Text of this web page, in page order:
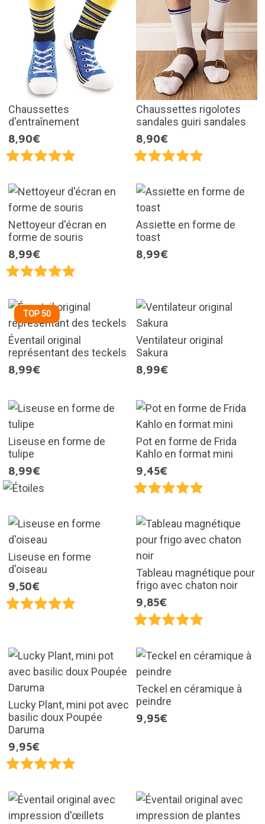
Chaussettes
d'entraînement
8,90€
Chaussettes rigolotes
sandales guiri sandales
8,90€
Nettoyeur d'écran en
forme de souris
8,99€
Assiette en forme de
toast
8,99€
TOP 50
Éventail original
représentant des teckels
8,99€
Ventilateur original
Sakura
8,99€
Liseuse en forme de
tulipe
8,99€
Pot en forme de Frida
Kahlo en format mini
9,45€
Liseuse en forme
d'oiseau
9,50€
Tableau magnétique pour
frigo avec chaton noir
9,85€
Lucky Plant, mini pot avec
basilic doux Poupée
Daruma
9,95€
Teckel en céramique à
peindre
9,95€